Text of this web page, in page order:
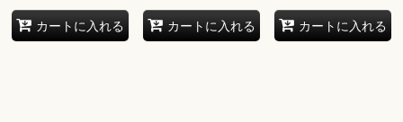
カートに入れる カートに入れる カートに入れる